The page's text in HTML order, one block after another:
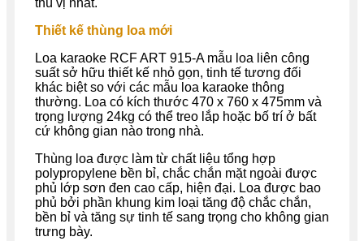
Thiết kế thùng loa mới
Loa karaoke RCF ART 915-Amẫu loa liên công
suất sở hữu thiết kế nhỏ gọn, tinh tế tương đối
khác biệt so với các mẫu loa karaoke thông
thường. Loa có kích thước 470 x 760 x 475mm và
trọng lượng 24kg có thể treo lắp hoặc bố trí ở bất
cứ không gian nào trong nhà.
Thùng loa được làm từ chất liệu tổng hợp
polypropylene bền bỉ, chắc chắn mặt ngoài được
phủ lớp sơn đen cao cấp, hiện đại. Loa được bao
phủ bởi phần khung kim loại tăng độ chắc chắn,
bền bỉ và tăng sự tinh tế sang trọng cho không gian
trưng bày.